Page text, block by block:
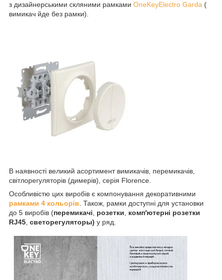
з дизайнерськими скляними рамками OneKeyElectro Garda (
вимикач йде без рамки).
В наявності великий асортимент вимикачів, перемикачів,
світлорегуляторів (димерів), серія Florence.
Особливістю цих виробів є компонування декоративними
рамками 4 кольорів. Також, рамки доступні для установки
до 5 виробів (перемикачі, розетки, комп'ютерні розетки
RJ45, светорегуляторы) у ряд.